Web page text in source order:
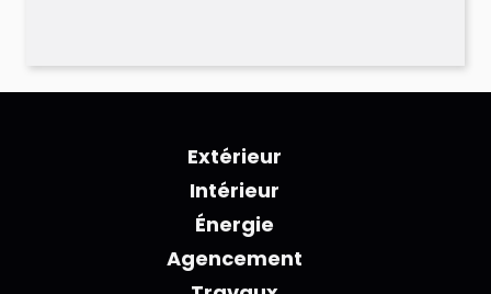
Extérieur
Intérieur
Énergie
Agencement